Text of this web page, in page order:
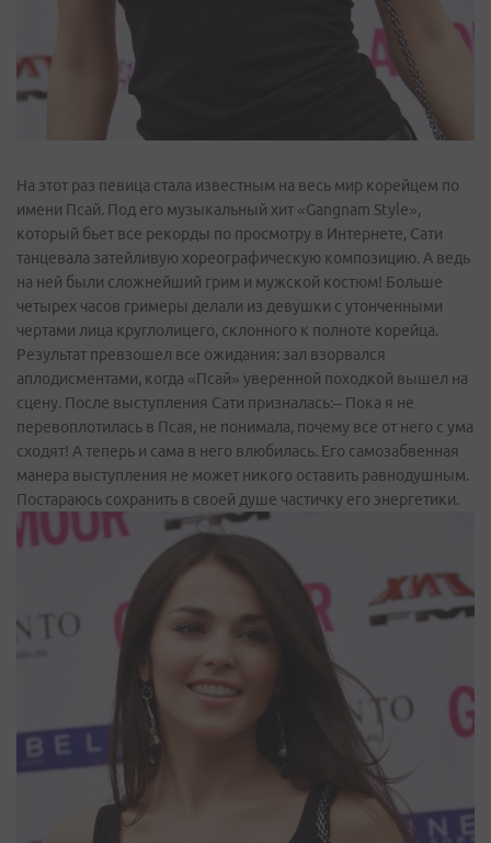
На этот раз певица стала известным на весь мир корейцем по
имени Псай. Под его музыкальный хит «Gangnam Style»,
который бьет все рекорды по просмотру в Интернете, Сати
танцевала затейливую хореографическую композицию. А ведь
на ней были сложнейший грим и мужской костюм! Больше
четырех часов гримеры делали из девушки с утонченными
чертами лица круглолицего, склонного к полноте корейца.
Результат превзошел все ожидания: зал взорвался
аплодисментами, когда «Псай» уверенной походкой вышел на
сцену. После выступления Сати призналась:– Пока я не
перевоплотилась в Псая, не понимала, почему все от него с ума
сходят! А теперь и сама в него влюбилась. Его самозабвенная
манера выступления не может никого оставить равнодушным.
Постараюсь сохранить в своей душе частичку его энергетики.